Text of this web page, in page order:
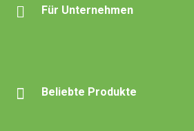
 Für Unternehmen
 Beliebte Produkte